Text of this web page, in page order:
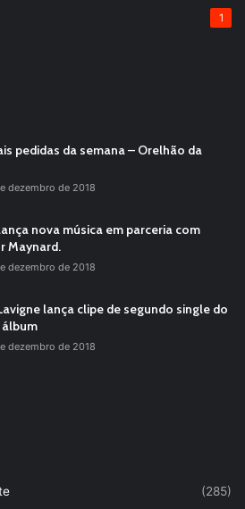
1
pedidas da semana – Orelhão da
dezembro de 2018
nova música em parceria com
Maynard.
dezembro de 2018
lança clipe de segundo single do
dezembro de 2018
(285)